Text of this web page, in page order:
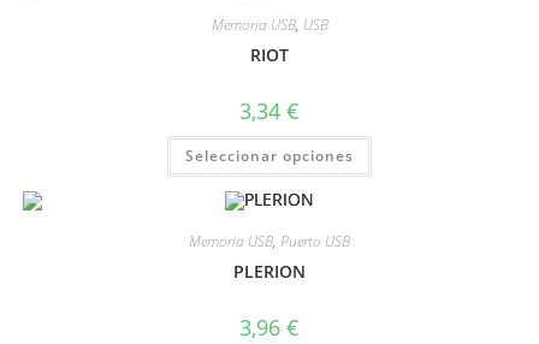
Memoria USB, USB
RIOT
3,34 €
Seleccionar opciones
Memoria USB, Puerto USB
PLERION
3,96 €